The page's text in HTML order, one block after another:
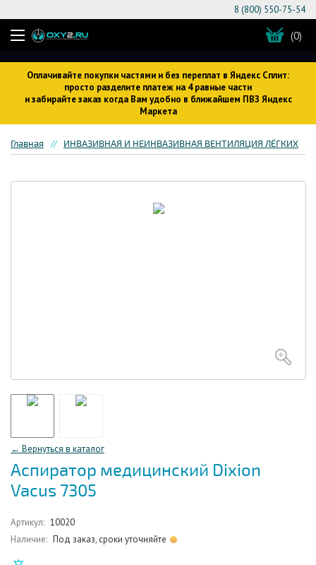
Оплачивайте покупки частями и без переплат в Яндекс Сплит:
просто разделите платеж на 4 равные части
и забирайте заказ когда Вам удобно в ближайшем ПВЗ Яндекс
Маркета
8 (800) 550-75-54
(0)
Главная ИНВАЗИВНАЯ И НЕИНВАЗИВНАЯ ВЕНТИЛЯЦИЯ ЛЁГКИХ
← Вернуться в каталог
Аспиратор медицинский Dixion
Vacus 7305
Артикул: 10020
Наличие: Под заказ, сроки уточняйте